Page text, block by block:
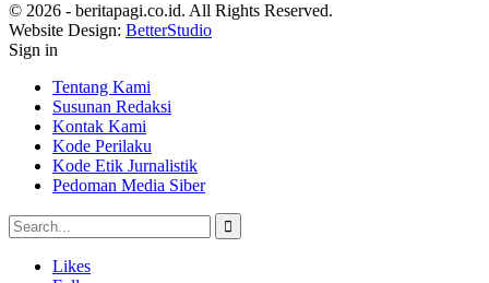
© 2026 - beritapagi.co.id. All Rights Reserved.
Website Design: BetterStudio
Sign in
Tentang Kami
Susunan Redaksi
Kontak Kami
Kode Perilaku
Kode Etik Jurnalistik
Pedoman Media Siber
Likes